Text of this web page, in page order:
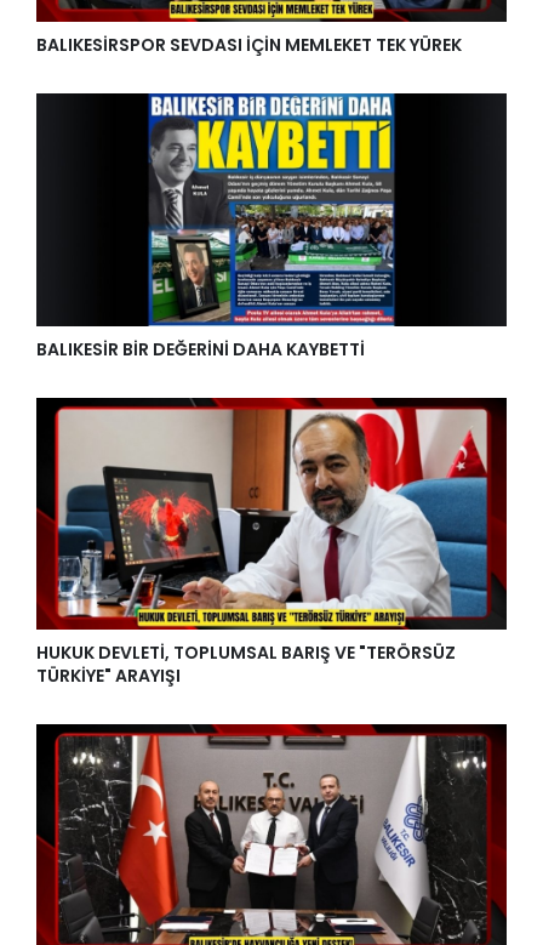
BALIKESİRSPOR SEVDASI İÇİN MEMLEKET TEK YÜREK
BALIKESİR BİR DEĞERİNİ DAHA KAYBETTİ
HUKUK DEVLETİ, TOPLUMSAL BARIŞ VE "TERÖRSÜZ
TÜRKİYE" ARAYIŞI